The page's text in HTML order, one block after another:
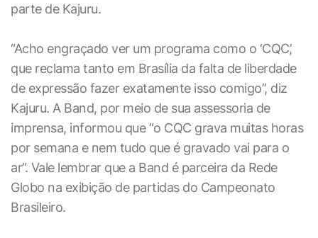
parte de Kajuru.
“Acho engraçado ver um programa como o ‘CQC’,
que reclama tanto em Brasília da falta de liberdade
de expressão fazer exatamente isso comigo”, diz
Kajuru. A Band, por meio de sua assessoria de
imprensa, informou que “o CQC grava muitas horas
por semana e nem tudo que é gravado vai para o
ar”. Vale lembrar que a Band é parceira da Rede
Globo na exibição de partidas do Campeonato
Brasileiro.